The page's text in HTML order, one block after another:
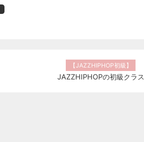
【JAZZHIPHOP初級】
JAZZHIPHOPの初級クラス